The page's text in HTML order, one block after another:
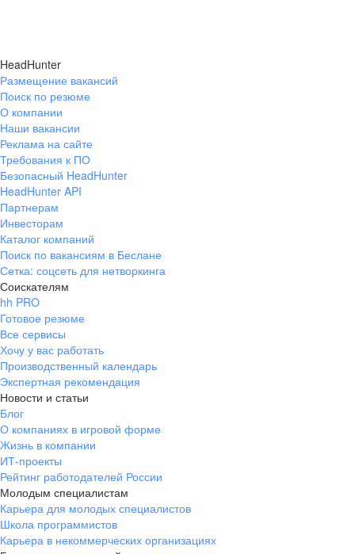
HeadHunter
Размещение вакансий
Поиск по резюме
О компании
Наши вакансии
Реклама на сайте
Требования к ПО
Безопасный HeadHunter
HeadHunter API
Партнерам
Инвесторам
Каталог компаний
Поиск по вакансиям в Беслане
Сетка: соцсеть для нетворкинга
Соискателям
hh PRO
Готовое резюме
Все сервисы
Хочу у вас работать
Производственный календарь
Экспертная рекомендация
Новости и статьи
Блог
О компаниях в игровой форме
Жизнь в компании
ИТ-проекты
Рейтинг работодателей России
Молодым специалистам
Карьера для молодых специалистов
Школа программистов
Карьера в некоммерческих организациях